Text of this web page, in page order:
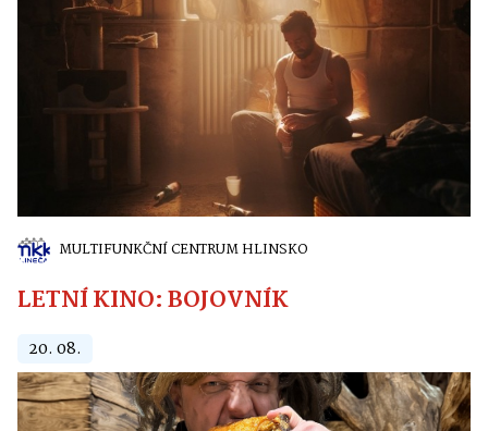
MULTIFUNKČNÍ CENTRUM HLINSKO
LETNÍ KINO: BOJOVNÍK
20. 08.